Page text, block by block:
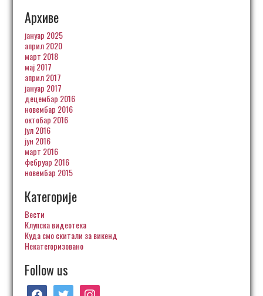
Архиве
јануар 2025
април 2020
март 2018
мај 2017
април 2017
јануар 2017
децембар 2016
новембар 2016
октобар 2016
јул 2016
јун 2016
март 2016
фебруар 2016
новембар 2015
Категорије
Вести
Клупска видеотека
Куда смо скитали за викенд
Некатегоризовано
Follow us
facebooktwitter instagram